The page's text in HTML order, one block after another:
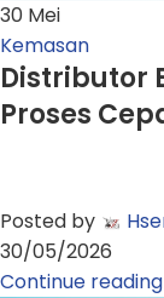
30 Mei
Kemasan
Distributor
Proses
Posted by
30/05/2026
Continue reading